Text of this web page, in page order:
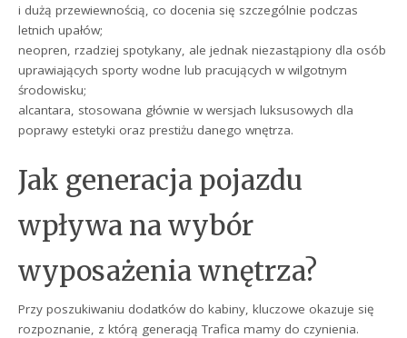
i dużą przewiewnością, co docenia się szczególnie podczas
letnich upałów;
neopren, rzadziej spotykany, ale jednak niezastąpiony dla osób
uprawiających sporty wodne lub pracujących w wilgotnym
środowisku;
alcantara, stosowana głównie w wersjach luksusowych dla
poprawy estetyki oraz prestiżu danego wnętrza.
Jak generacja pojazdu
wpływa na wybór
wyposażenia wnętrza?
Przy poszukiwaniu dodatków do kabiny, kluczowe okazuje się
rozpoznanie, z którą generacją Trafica mamy do czynienia.